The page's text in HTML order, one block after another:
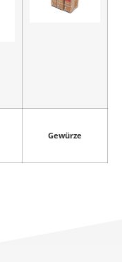
Gewürze